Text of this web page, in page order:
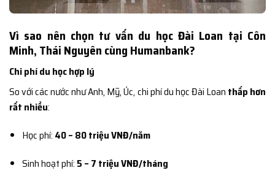
Vì sao nên chọn tư vấn du học Đài Loan tại Côn
Minh, Thái Nguyên cùng Humanbank?
Chi phí du học hợp lý
So với các nước như Anh, Mỹ, Úc, chi phí du học Đài Loan thấp hơn
rất nhiều:
Học phí: 40 – 80 triệu VNĐ/năm
Sinh hoạt phí: 5 – 7 triệu VNĐ/tháng